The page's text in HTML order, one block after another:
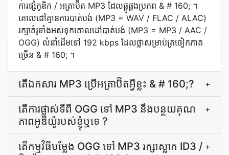
ការ​ផ្សំ​កូឌិក / អត្រាប៊ីត MP3 ដែល​ផ្គូផ្គង​ប្រភព & # 160; ។
គោលដៅ​គ្មាន​ការ​បាត់បង់ (MP3 = WAV / FLAC / ALAC)
រក្សា​គំរូ​ទាំងអស់​ទុក​គោលដៅ​បាត់បង់ (MP3 = MP3 / AAC /
OGG) លំនាំដើម​ទៅ 192 kbps ដែល​ថ្លា​សម្រាប់​ត្រចៀក​ភាគ
ច្រើន & # 160; ។
តើ​ឯកសារ MP3 ប្រើ​អត្រាប៊ីត​អ្វី​ខ្លះ & # 160;? +
តើ​ការ​ផ្លាស់ទី​ពី OGG ទៅ MP3 នឹង​បន្ថយ​គុណ
ភាព​អូឌីយ៉ូ​របស់​ខ្ញុំ​ឬ​ទេ ?
+
តើ​កម្មវិធី​បម្លែង OGG ទៅ MP3 រក្សា​ស្លាក ID3 / +